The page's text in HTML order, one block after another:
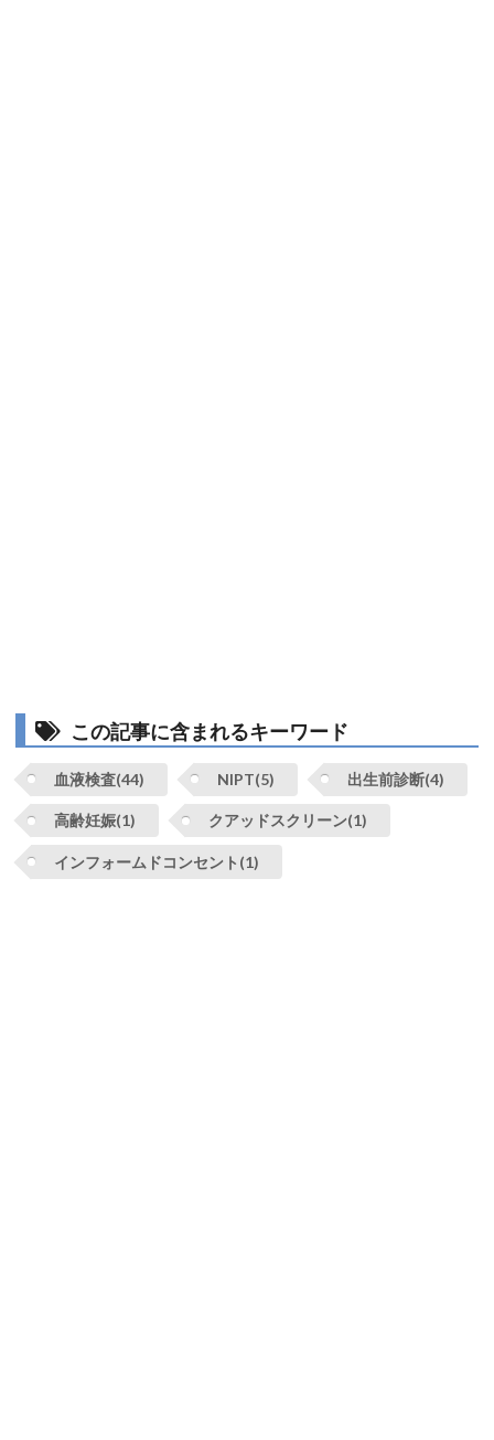
この記事に含まれるキーワード
血液検査(44) NIPT(5) 出生前診断(4)
高齢妊娠(1) クアッドスクリーン(1)
インフォームドコンセント(1)